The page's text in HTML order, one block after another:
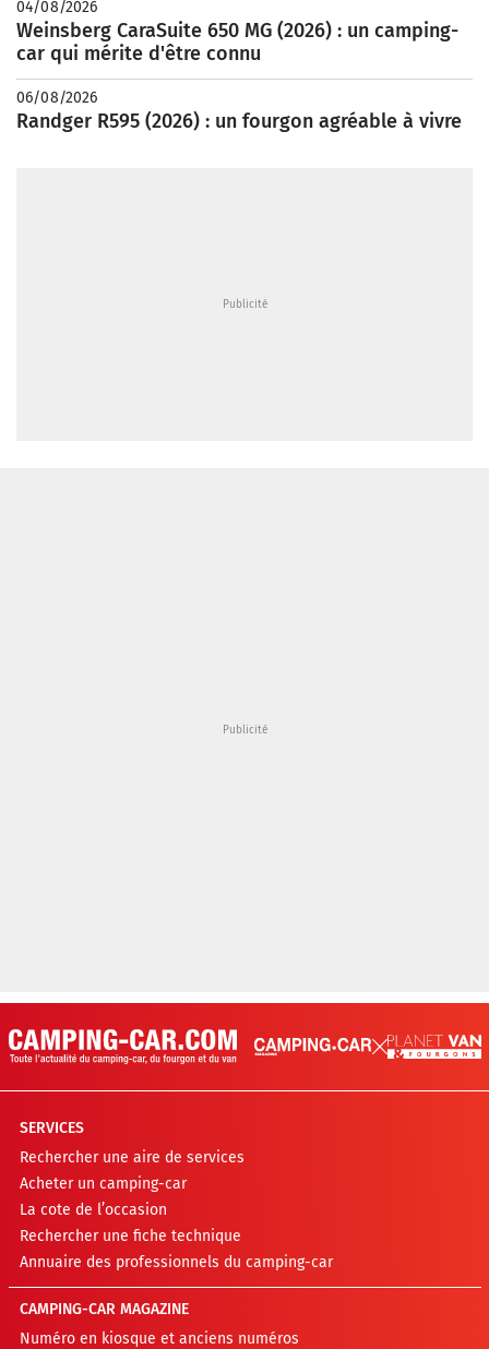
04/08/2026
Weinsberg CaraSuite 650 MG (2026) : un camping-
car qui mérite d'être connu
06/08/2026
Randger R595 (2026) : un fourgon agréable à vivre
SERVICES
Rechercher une aire de services
Acheter un camping-car
La cote de l’occasion
Rechercher une fiche technique
Annuaire des professionnels du camping-car
CAMPING-CAR MAGAZINE
Numéro en kiosque et anciens numéros